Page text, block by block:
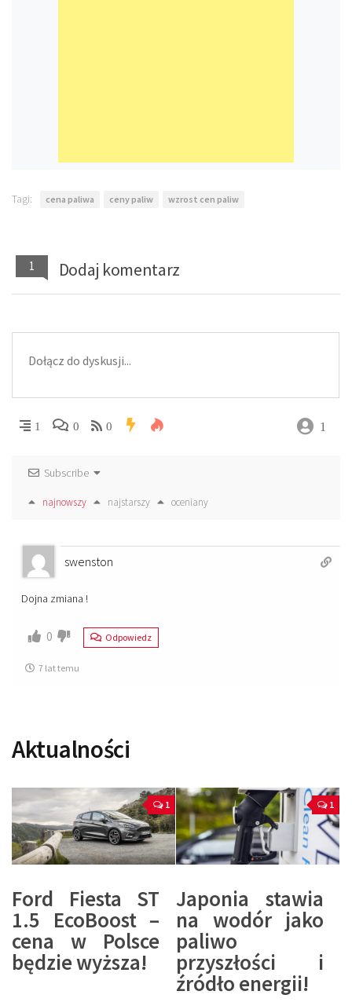
Tagi: cena paliwa ceny paliw wzrost cen paliw
1 Dodaj komentarz
1 0 0 1
Subscribe
najnowszy najstarszy oceniany
swenston
Dojna zmiana !
0 Odpowiedz
7 lat temu
Aktualności
1
Ford Fiesta ST
1.5 EcoBoost –
cena w Polsce
będzie wyższa!
1
Japonia stawia
na wodór jako
paliwo
przyszłości i
źródło energii!